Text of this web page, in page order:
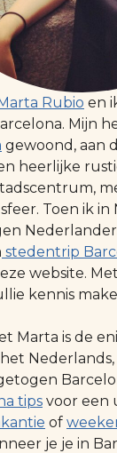
Rubio en
Mijn
gewoond, aan
heerlijke
Toen ik
stedentrip
website.
kennis
Marta is de
tips voor een
of
je je in